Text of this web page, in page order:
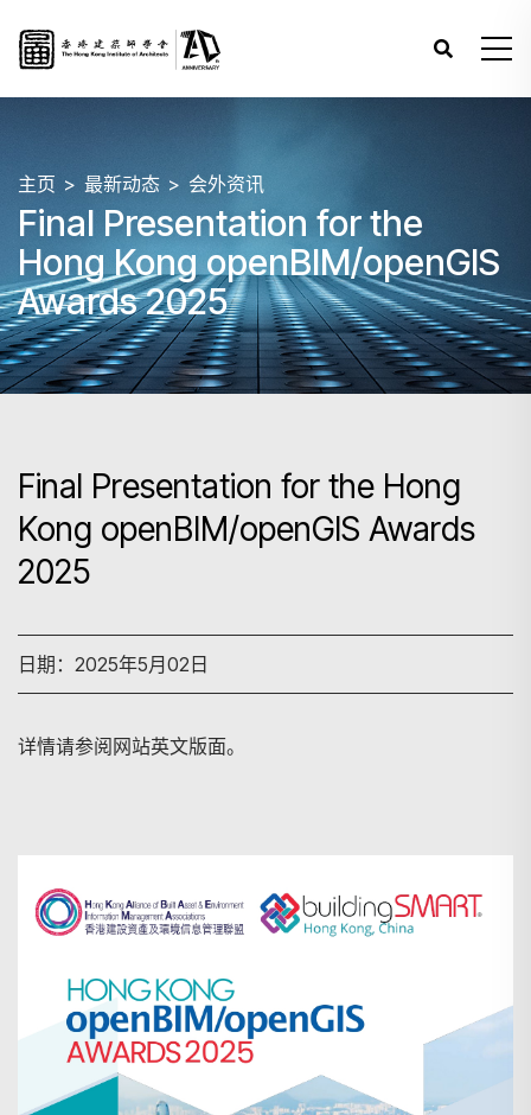
主页 最新动态 会外资讯
Final Presentation for the
Hong Kong openBIM/openGIS
Awards 2025
Final Presentation for the Hong
Kong openBIM/openGIS Awards
2025
日期：2025年5月02日
详情请参阅网站英文版面。